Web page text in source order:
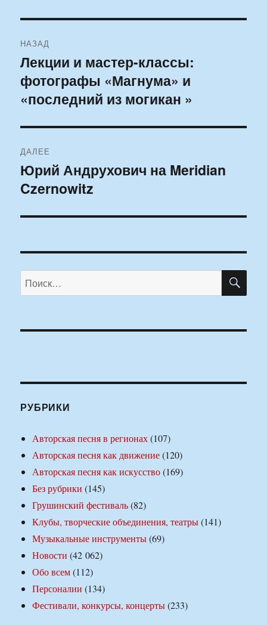
по
записям
НАЗАД
Предыдущая
запись:
Лекции и мастер-классы:
фотографы «Магнума» и
«последний из могикан »
ДАЛЕЕ
Следующая
запись:
Юрий Андрухович на Meridian
Czernowitz
Искать:
РУБРИКИ
Авторская песня в регионах(107)
Авторская песня как движение(120)
Авторская песня как искусство(169)
Без рубрики (145)
Грушинский фестиваль(82)
Клубы, творческие объединения, театры(141)
Музыкальные инструменты(69)
Новости (42 062)
Обо всем(112)
Персоналии (134)
Фестивали, конкурсы, концерты(233)